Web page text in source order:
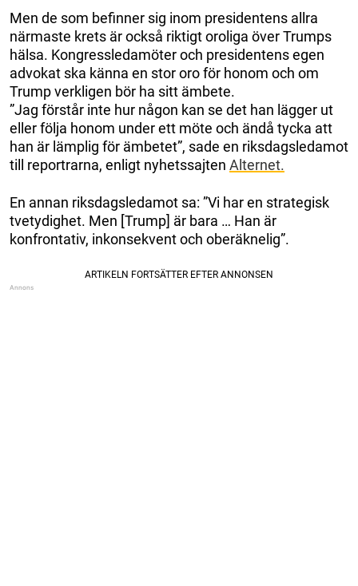
Men de som befinner sig inom presidentens allra
närmaste krets är också riktigt oroliga över Trumps
hälsa. Kongressledamöter och presidentens egen
advokat ska känna en stor oro för honom och om
Trump verkligen bör ha sitt ämbete.
”Jag förstår inte hur någon kan se det han lägger ut
eller följa honom under ett möte och ändå tycka att
han är lämplig för ämbetet”, sade en riksdagsledamot
till reportrarna, enligt nyhetssajten Alternet.
En annan riksdagsledamot sa: ”Vi har en strategisk
tvetydighet. Men [Trump] är bara … Han är
konfrontativ, inkonsekvent och oberäknelig”.